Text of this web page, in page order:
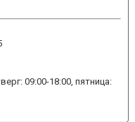
09:00-18:00, пятница: